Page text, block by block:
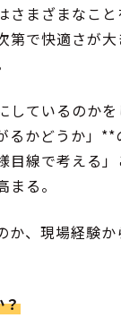
まざまなこ
で快適さが
ているのか
かどうか」
線で考える
る。
、現場経験
？